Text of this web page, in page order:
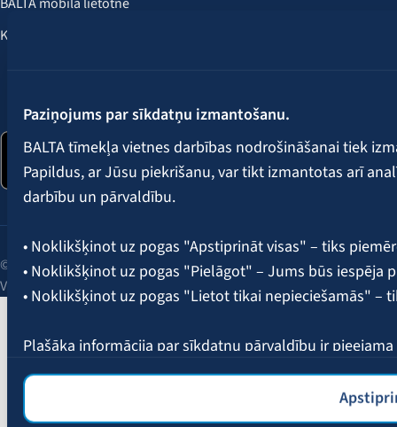
Paziņojums par sīkdatņu izmantošanu.
BALTA tīmekļa vietnes darbības nodrošināšanai tiek
Papildus, ar Jūsu piekrišanu, var tikt izmantotas arī
darbību un pārvaldību.
• Noklikšķinot uz pogas "Apstiprināt visas" – tiks
• Noklikšķinot uz pogas "Pielāgot" – Jums būs iespēja
• Noklikšķinot uz pogas "Lietot tikai nepieciešamās" –
Plašāka informācija par sīkdatņu pārvaldību ir pieejama
Klientu labumi
© 2026 AAS BALTA | Skanstes iela 25, Rīga, LV-1013, Latvija.
Vienotais reģ. Nr. 40003049409.